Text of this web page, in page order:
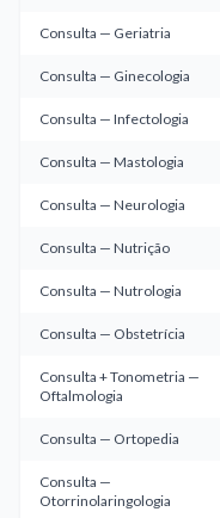
Consulta — Geriatria
Consulta — Ginecologia
Consulta — Infectologia
Consulta — Mastologia
Consulta — Neurologia
Consulta — Nutrição
Consulta — Nutrologia
Consulta — Obstetrícia
Consulta + Tonometria —
Oftalmologia
Consulta — Ortopedia
Consulta —
Otorrinolaringologia